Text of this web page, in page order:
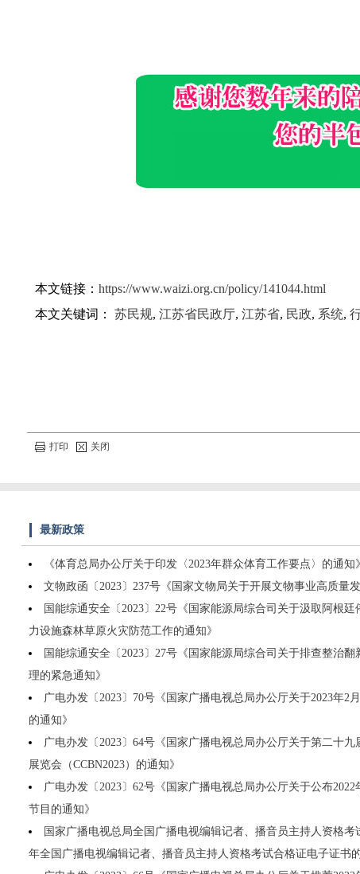
本文链接： https://www.waizi.org.cn/policy/141044.html
本文关键词： 苏民规, 江苏省民政厅, 江苏省, 民政, 系统,
打印 关闭
最新政策
《体育总局办公厅关于印发〈2023年群众体育工作要点〉的通知
文物政函〔2023〕237号《国家文物局关于开展文物事业高质量
国能综通安全〔2023〕22号《国家能源局综合司关于汲取阿根
力设施森林草原火灾防范工作的通知》
国能综通安全〔2023〕27号《国家能源局综合司关于排查整治
理的紧急通知》
广电办发〔2023〕70号《国家广播电视总局办公厅关于2023年2
的通知》
广电办发〔2023〕64号《国家广播电视总局办公厅关于第二十
展览会（CCBN2023）的通知》
广电办发〔2023〕62号《国家广播电视总局办公厅关于公布
节目的通知》
国家广播电视总局全国广播电视编辑记者、播音员主持人资格考
年全国广播电视编辑记者、播音员主持人资格考试合格证电子证书